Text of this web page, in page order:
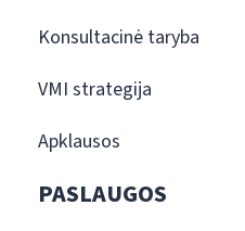
Konsultacinė taryba
VMI strategija
Apklausos
PASLAUGOS